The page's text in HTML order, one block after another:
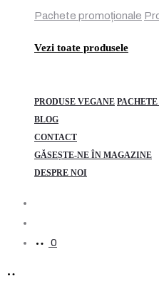
Pachete promoționale
Vezi toate produsele
PRODUSE VEGANE
BLOG
CONTACT
GĂSEȘTE-NE ÎN MAGAZINE
DESPRE NOI
0